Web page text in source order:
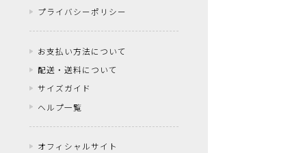
プライバシーポリシー
お支払い方法について
配送・送料について
サイズガイド
ヘルプ一覧
オフィシャルサイト